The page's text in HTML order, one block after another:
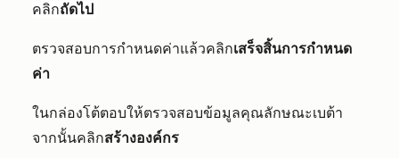
คลิกถัดไป
ตรวจสอบการกำหนดค่าแล้วคลิกเสร็จสิ้นการกำหนด
ค่า
ในกล่องโต้ตอบให้ตรวจสอบข้อมูลคุณลักษณะเบต้า
จากนั้นคลิกสร้างองค์กร